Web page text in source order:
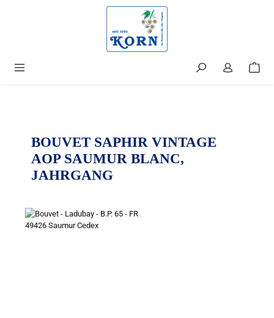
BOUVET SAPHIR VINTAGE
AOP SAUMUR BLANC,
JAHRGANG